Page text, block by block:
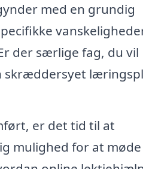
med en grundig
der særlige fag, du vil
skræddersyet
er det tid til at
mulighed for at